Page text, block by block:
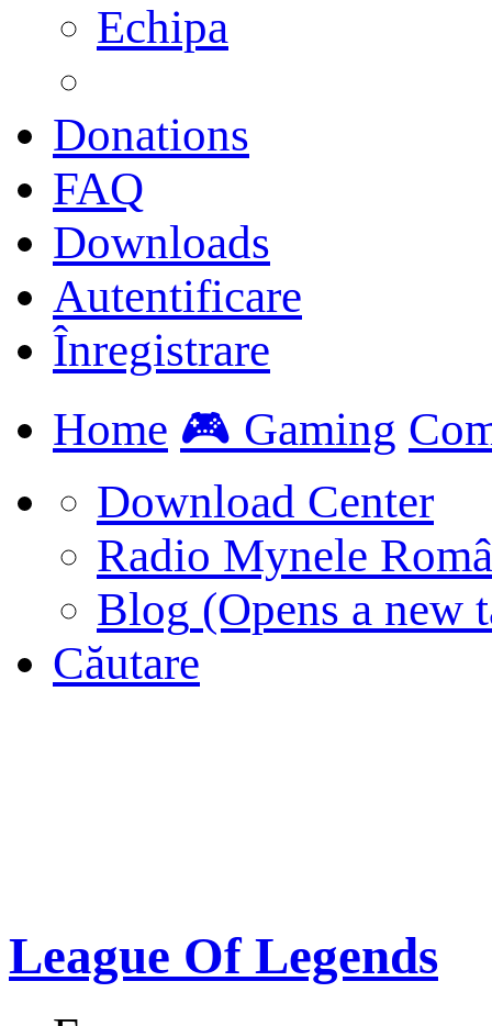
Echipa
Donations
FAQ
Downloads
Autentificare
Înregistrare
Home 🎮 Gaming
Download Center
Radio Mynele
Blog (Opens a new
Căutare
League Of Legends